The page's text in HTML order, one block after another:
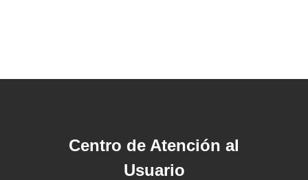
Centro de Atención al
Usuario